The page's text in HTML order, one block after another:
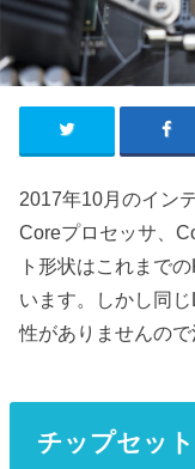
2017年10月のイン
Coreプロセッサ、
ト形状はこれまで
います。しかし同
性がありませんので
チップセッ